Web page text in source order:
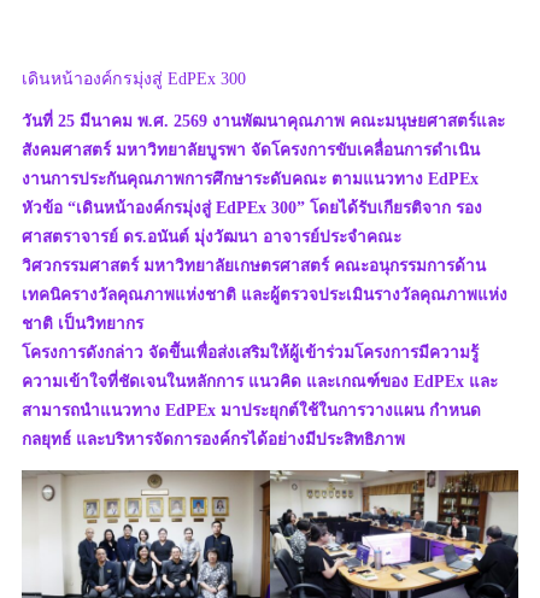
เดินหน้าองค์กรมุ่งสู่ EdPEx 300
วันที่ 25 มีนาคม พ.ศ. 2569 งานพัฒนาคุณภาพ คณะมนุษยศาสตร์และ
สังคมศาสตร์ มหาวิทยาลัยบูรพา จัดโครงการขับเคลื่อนการดำเนิน
งานการประกันคุณภาพการศึกษาระดับคณะ ตามแนวทาง EdPEx
หัวข้อ “เดินหน้าองค์กรมุ่งสู่ EdPEx 300” โดยได้รับเกียรติจาก รอง
ศาสตราจารย์ ดร.อนันต์ มุ่งวัฒนา อาจารย์ประจำคณะ
วิศวกรรมศาสตร์ มหาวิทยาลัยเกษตรศาสตร์ คณะอนุกรรมการด้าน
เทคนิครางวัลคุณภาพแห่งชาติ และผู้ตรวจประเมินรางวัลคุณภาพแห่ง
ชาติ เป็นวิทยากร
โครงการดังกล่าว จัดขึันเพื่อส่งเสริมให้ผู้เข้าร่วมโครงการมีความรู้
ความเข้าใจที่ชัดเจนในหลักการ แนวคิด และเกณฑ์ของ EdPEx และ
สามารถนำแนวทาง EdPEx มาประยุกต์ใช้ในการวางแผน กำหนด
กลยุทธ์ และบริหารจัดการองค์กรได้อย่างมีประสิทธิภาพ